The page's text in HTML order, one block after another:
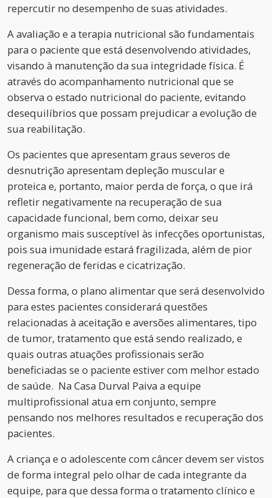
repercutir no desempenho de suas atividades.
A avaliação e a terapia nutricional são fundamentais
para o paciente que está desenvolvendo atividades,
visando à manutenção da sua integridade física. É
através do acompanhamento nutricional que se
observa o estado nutricional do paciente, evitando
desequilíbrios que possam prejudicar a evolução de
sua reabilitação.
Os pacientes que apresentam graus severos de
desnutrição apresentam depleção muscular e
proteica e, portanto, maior perda de força, o que irá
refletir negativamente na recuperação de sua
capacidade funcional, bem como, deixar seu
organismo mais susceptível às infecções oportunistas,
pois sua imunidade estará fragilizada, além de pior
regeneração de feridas e cicatrização.
Dessa forma, o plano alimentar que será desenvolvido
para estes pacientes considerará questões
relacionadas à aceitação e aversões alimentares, tipo
de tumor, tratamento que está sendo realizado, e
quais outras atuações profissionais serão
beneficiadas se o paciente estiver com melhor estado
de saúde. Na Casa Durval Paiva a equipe
multiprofissional atua em conjunto, sempre
pensando nos melhores resultados e recuperação dos
pacientes.
A criança e o adolescente com câncer devem ser vistos
de forma integral pelo olhar de cada integrante da
equipe, para que dessa forma o tratamento clínico e